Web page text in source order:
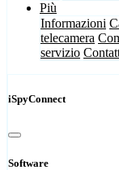
Più
Informazioni
telecamera
servizio
iSpyConnect
Software